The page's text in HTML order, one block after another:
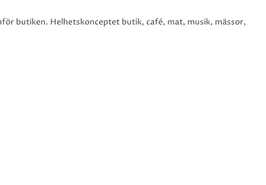
butiken. Helhetskonceptet butik, café, mat, musik, mässor,